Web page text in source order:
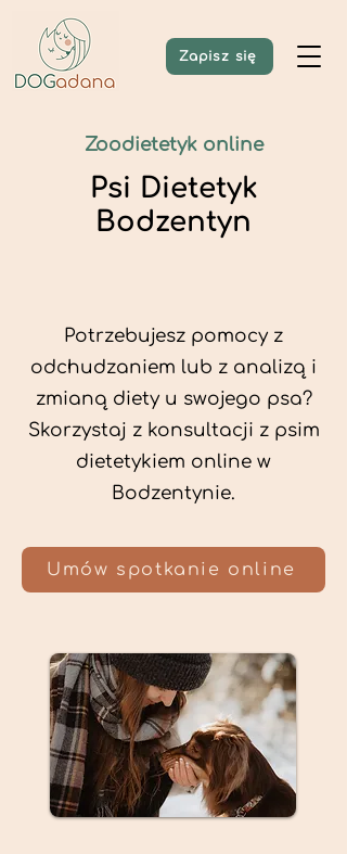
Zapisz się
Zoodietetyk online
Psi Dietetyk
Bodzentyn
Potrzebujesz pomocy z
odchudzaniem lub z analizą i
zmianą diety u swojego psa?
Skorzystaj z konsultacji z psim
dietetykiem online w
Bodzentynie.
Umów spotkanie online